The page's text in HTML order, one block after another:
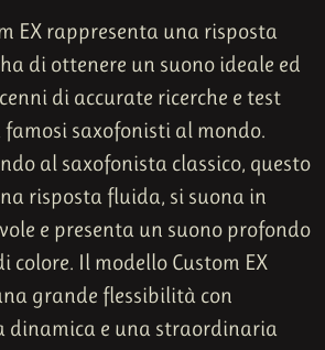
EX rappresenta una risposta
di ottenere un suono ideale ed
di accurate ricerche e test
saxofonisti al mondo.
al saxofonista classico, questo
risposta fluida, si suona in
e presenta un suono profondo
colore. Il modello Custom EX
grande flessibilità con
dinamica e una straordinaria